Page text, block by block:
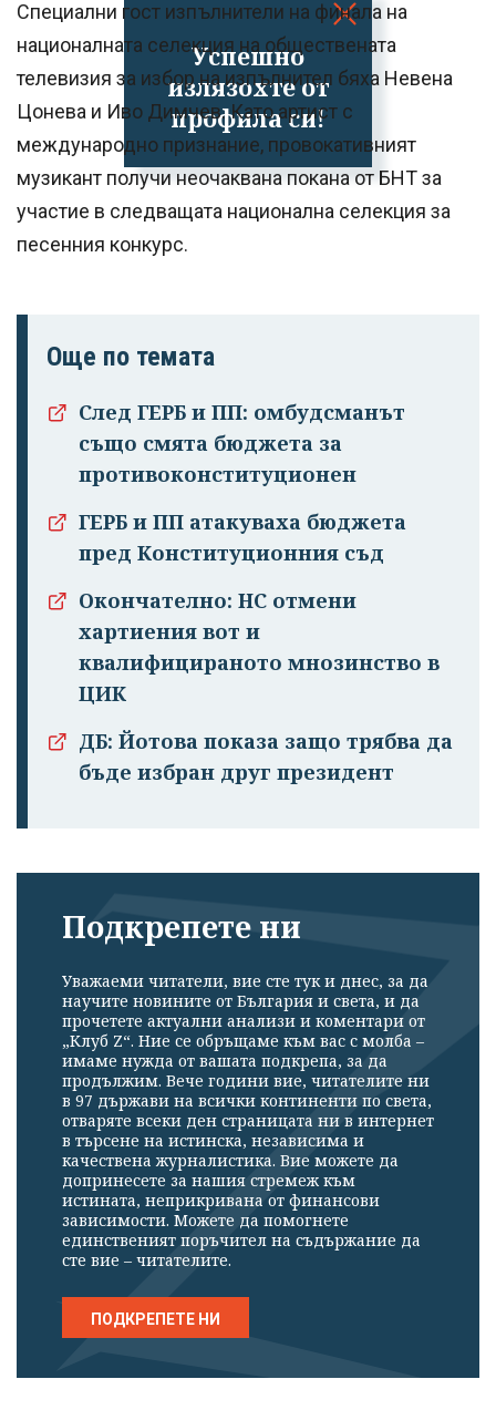
Успешно
излязохте от
профила си!
Специални гост изпълнители на финала на
националната селекция на обществената
телевизия за избор на изпълнител бяха Невена
Цонева и Иво Димчев. Като артист с
международно признание, провокативният
музикант получи неочаквана покана от БНТ за
участие в следващата национална селекция за
песенния конкурс.
Още по темата
След ГЕРБ и ПП: омбудсманът
също смята бюджета за
противоконституционен
ГЕРБ и ПП атакуваха бюджета
пред Конституционния съд
Окончателно: НС отмени
хартиения вот и
квалифицираното мнозинство в
ЦИК
ДБ: Йотова показа защо трябва да
бъде избран друг президент
Подкрепете ни
Уважаеми читатели, вие сте тук и днес, за да
научите новините от България и света, и да
прочетете актуални анализи и коментари от
„Клуб Z“. Ние се обръщаме към вас с молба –
имаме нужда от вашата подкрепа, за да
продължим. Вече години вие, читателите ни
в 97 държави на всички континенти по света,
отваряте всеки ден страницата ни в интернет
в търсене на истинска, независима и
качествена журналистика. Вие можете да
допринесете за нашия стремеж към
истината, неприкривана от финансови
зависимости. Можете да помогнете
единственият поръчител на съдържание да
сте вие – читателите.
ПОДКРЕПЕТЕ НИ